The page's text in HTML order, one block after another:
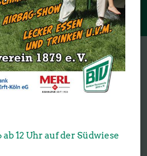
12 Uhr auf der Südwiese